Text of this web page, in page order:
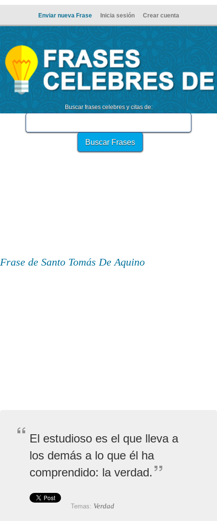
Enviar nueva Frase Inicia sesión Crear cuenta
Buscar frases celebres y citas de:
Frase de Santo Tomás De Aquino
El estudioso es el que lleva a
los demás a lo que él ha
comprendido: la verdad.
Temas: Verdad